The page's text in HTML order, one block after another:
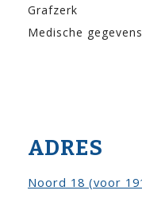
Grafzerk
Medische gegevens
ADRES
Noord 18 (voor